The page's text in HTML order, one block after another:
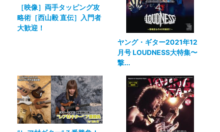
［映像］両手タッピング攻
略術［西山毅 直伝］入門者
大歓迎！
ヤング・ギター2021年12
月号 LOUDNESS大特集〜
撃...